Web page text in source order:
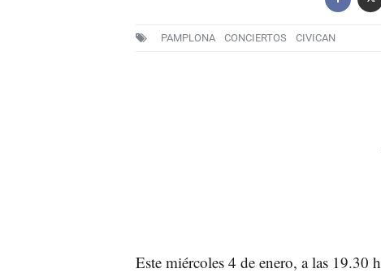
PAMPLONA CONCIERTOS CIVICAN
Este miércoles 4 de enero, a las 19.30